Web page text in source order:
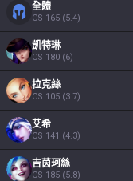
全體
CS 165 (5.4)
凱特琳
CS 180 (6)
拉克絲
CS 105 (3.7)
艾希
CS 141 (4.3)
吉茵珂絲
CS 185 (5.8)